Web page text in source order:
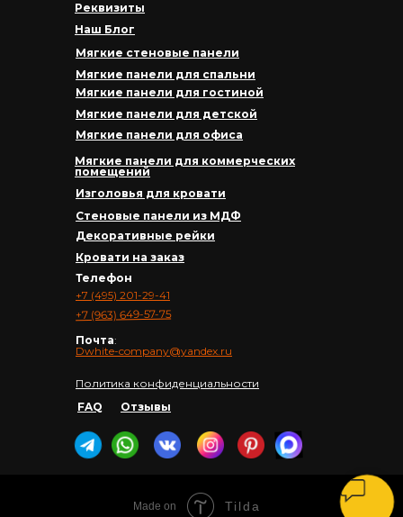
+7 (495) 201-29-41
+7 (963) 649-57-75
Почта:
Dwhite-company@yandex.ru
Политика конфиденциальности
Телефон
FAQ
Мягкие панели для коммерческих
помещений
Изголовья для кровати
Стеновые панели из МДФ
Декоративные рейки
Кровати на заказ
Мягкие стеновые панели
Мягкие панели для гостиной
Мягкие панели для детской
Мягкие панели для офиса
Мягкие панели для спальни
Реквизиты
Наш Блог
Отзывы
Made on Tilda